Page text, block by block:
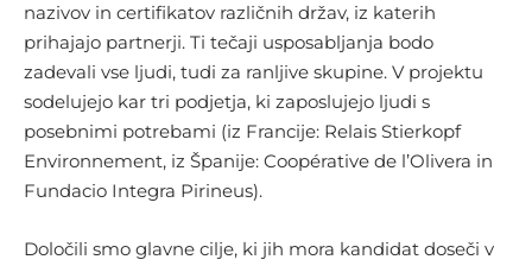
nazivov in certifikatov različnih držav, iz katerih
prihajajo partnerji. Ti tečaji usposabljanja bodo
zadevali vse ljudi, tudi za ranljive skupine. V projektu
sodelujejo kar tri podjetja, ki zaposlujejo ljudi s
posebnimi potrebami (iz Francije: Relais Stierkopf
Environnement, iz Španije: Coopérative de l’Olivera in
Fundacio Integra Pirineus).
Določili smo glavne cilje, ki jih mora kandidat doseči v